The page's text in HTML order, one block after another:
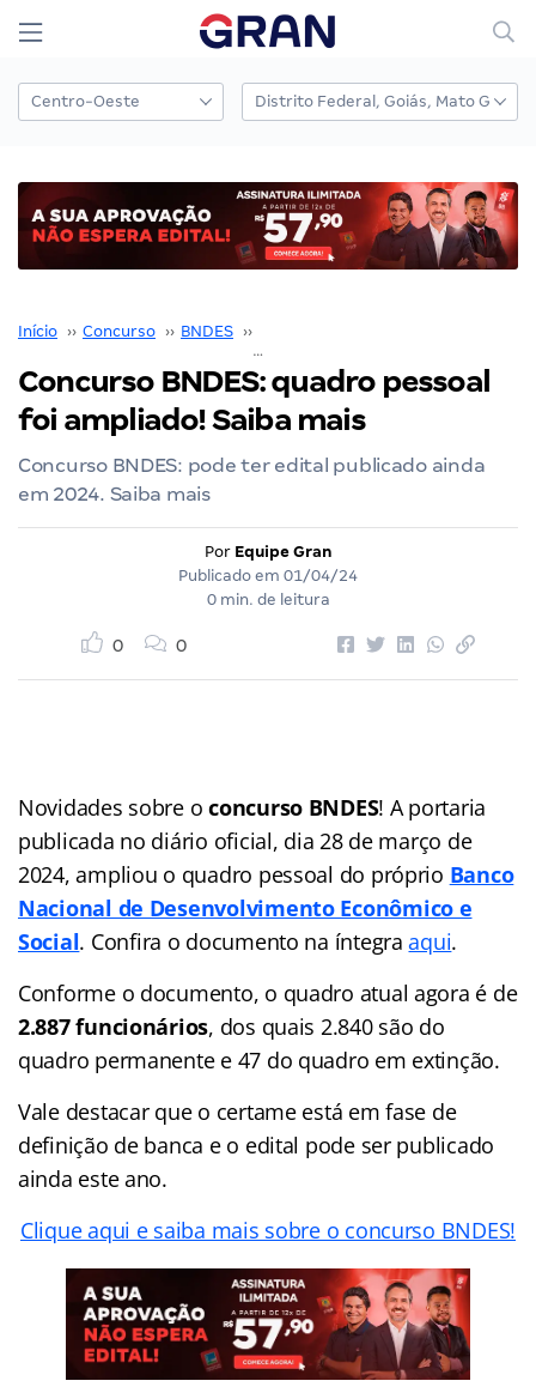
Início ›› Concurso ›› BNDES ››
Concurso BNDES: quadro pessoal
foi ampliado! Saiba mais
Concurso BNDES: pode ter edital publicado ainda
em 2024. Saiba mais
Por Equipe Gran
Publicado em 01/04/24
0 min. de leitura
0 0
Novidades sobre o concurso BNDES! A portaria
publicada no diário oficial, dia 28 de março de
2024, ampliou o quadro pessoal do próprio Banco
Nacional de Desenvolvimento Econômico e
Social. Confira o documento na íntegraaqui.
Conforme o documento, o quadro atual agora é de
2.887 funcionários, dos quais 2.840 são do
quadro permanente e 47 do quadro em extinção.
Vale destacar que o certame está em fase de
definição de banca e o edital pode ser publicado
ainda este ano.
Clique aqui e saiba mais sobre o concurso BNDES!